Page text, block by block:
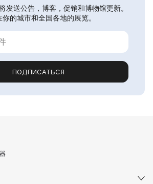
发送公告，博客，促销和博物馆更新。
你的城市和全国各地的展览。
ПОДПИСАТЬСЯ